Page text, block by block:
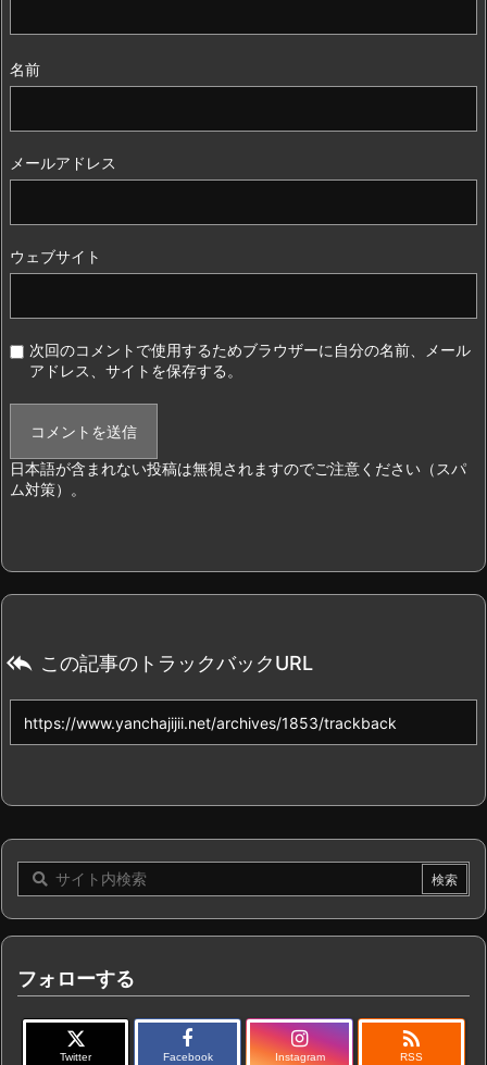
名前
メールアドレス
ウェブサイト
次回のコメントで使用するためブラウザーに自分の名前、メール
アドレス、サイトを保存する。
日本語が含まれない投稿は無視されますのでご注意ください（スパ
ム対策）。
 この記事のトラックバックURL
フォローする
Twitter Facebook Instagram

RSS